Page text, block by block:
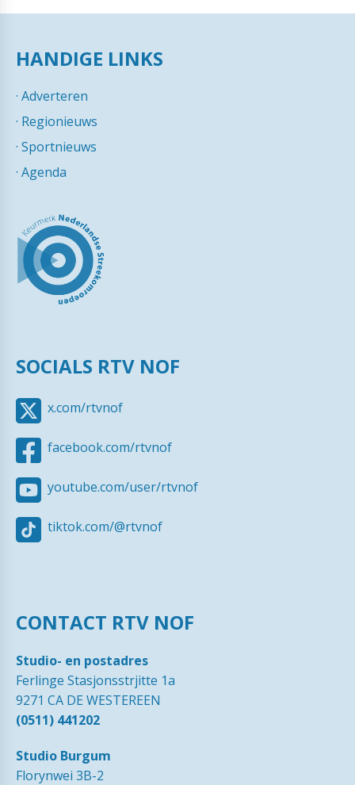
HANDIGE LINKS
· Adverteren
· Regionieuws
· Sportnieuws
· Agenda
SOCIALS RTV NOF
x.com/rtvnof
facebook.com/rtvnof
youtube.com/user/rtvnof
tiktok.com/@rtvnof
CONTACT RTV NOF
Studio- en postadres
Ferlinge Stasjonsstrjitte 1a
9271 CA DE WESTEREEN
(0511) 441202
Studio Burgum
Florynwei 3B-2